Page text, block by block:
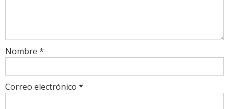
Nombre *
Correo electrónico *